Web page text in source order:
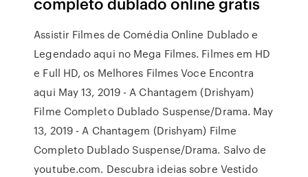
Assistir Filmes de Comédia Online Dublado e
Legendado aqui no Mega Filmes. Filmes em HD
e Full HD, os Melhores Filmes Voce Encontra
aqui May 13, 2019 - A Chantagem (Drishyam)
Filme Completo Dublado Suspense/Drama. May
13, 2019 - A Chantagem (Drishyam) Filme
Completo Dublado Suspense/Drama. Salvo de
youtube.com. Descubra ideias sobre Vestido